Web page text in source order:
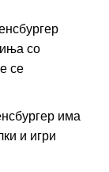
со
се
има
и игри